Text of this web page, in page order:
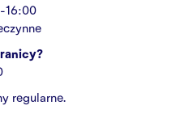
16:00
regularne.